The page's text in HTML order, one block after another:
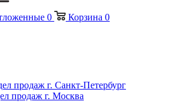
0 Корзина 0
продаж г. Санкт-Петербург
продаж г. Москва